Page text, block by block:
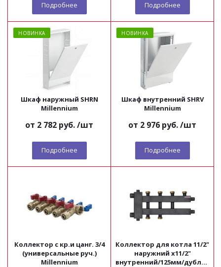
Подробнее Подробнее
НОВИНКА
Шкаф наружный SHRN
Millennium
от 2 782 руб./шт
Подробнее
НОВИНКА
Шкаф внутренний SHRV
Millennium
от 2 976 руб./шт
Подробнее
Коллектор с кр.и цанг. 3/4
(универсальные руч.)
Millennium
Коллектор для котла 11/2"
наружний х11/2"
внутренний/125мм/дублер